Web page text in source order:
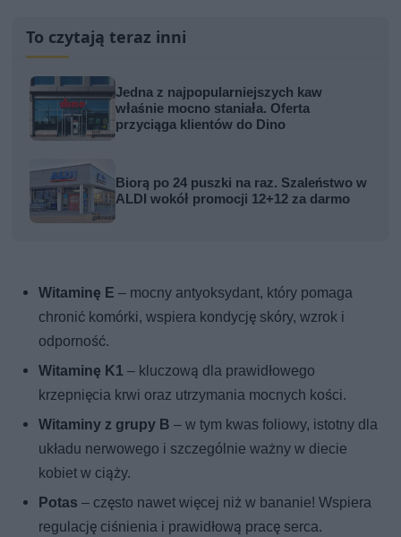
To czytają teraz inni
Jedna z najpopularniejszych kaw
właśnie mocno staniała. Oferta
przyciąga klientów do Dino
Biorą po 24 puszki na raz. Szaleństwo w
ALDI wokół promocji 12+12 za darmo
Witaminę E – mocny antyoksydant, który pomaga
chronić komórki, wspiera kondycję skóry, wzrok i
odporność.
Witaminę K1 – kluczową dla prawidłowego
krzepnięcia krwi oraz utrzymania mocnych kości.
Witaminy z grupy B – w tym kwas foliowy, istotny dla
układu nerwowego i szczególnie ważny w diecie
kobiet w ciąży.
Potas – często nawet więcej niż w bananie! Wspiera
regulację ciśnienia i prawidłową pracę serca.